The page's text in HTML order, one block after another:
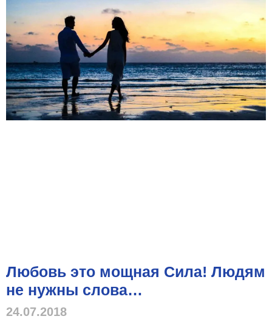
Любовь это мощная Сила! Людям
не нужны слова…
24.07.2018